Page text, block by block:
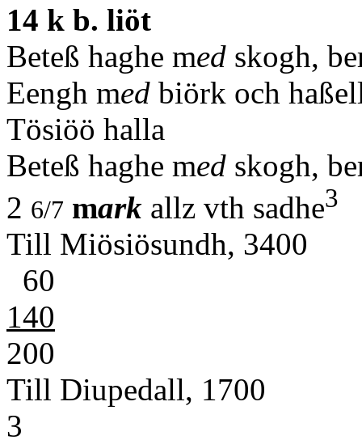
14 k b. liöt
Beteß haghe med skogh,
Eengh med biörk och
Tösiöö halla
Beteß haghe med skogh,
2 6/7 mark allz vth sadhe3
Till Miösiösundh, 3400
60
140
200
Till Diupedall, 1700
3